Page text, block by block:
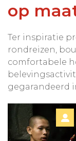
op
Ter inspiratie
rondreizen,
comfortabele
gegarandeerd